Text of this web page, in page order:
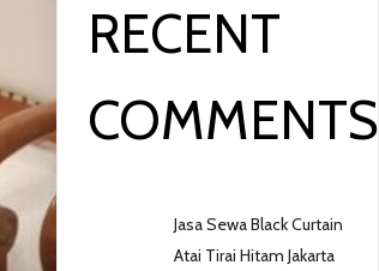
RECENT
COMMENTS
Jasa Sewa Black Curtain
Atai Tirai Hitam Jakarta